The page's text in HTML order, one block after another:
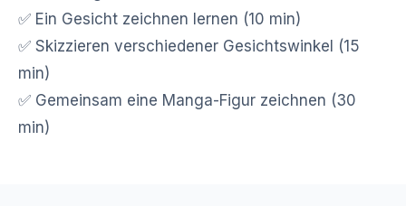
✅ Ein Gesicht zeichnen lernen (10 min)
✅ Skizzieren verschiedener Gesichtswinkel (15
min)
✅ Gemeinsam eine Manga-Figur zeichnen (30
min)